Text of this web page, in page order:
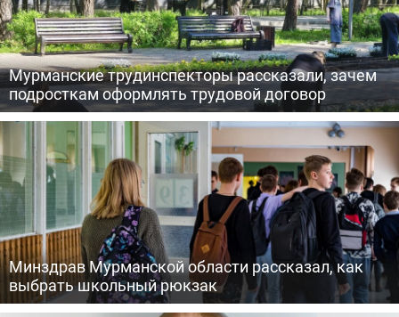
Мурманские трудинспекторы рассказали, зачем
подросткам оформлять трудовой договор
Минздрав Мурманской области рассказал, как
выбрать школьный рюкзак